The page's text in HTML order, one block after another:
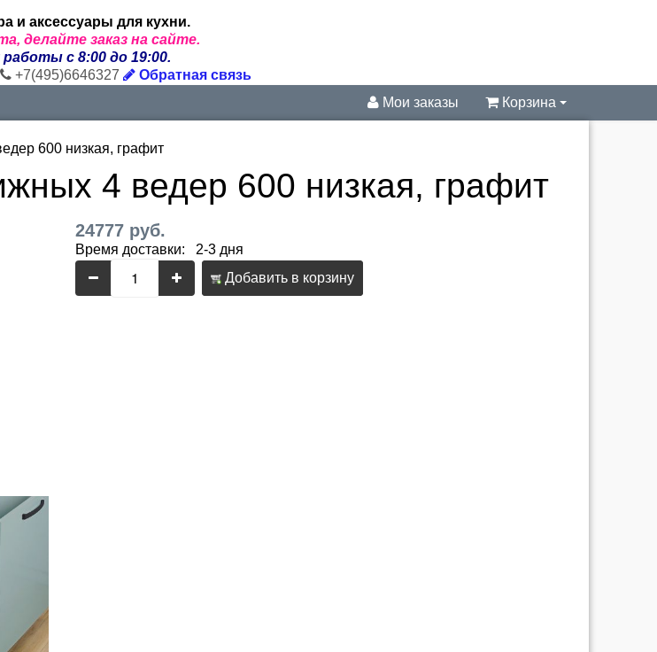
и аксессуары для кухни.
делайте заказ на сайте.
с 8:00 до 19:00.
+7(495)6646327
Обратная связь
Мои заказы Корзина
600 низкая, графит
4 ведер 600 низкая, графит
24777 руб.
Время доставки: 2-3 дня
Добавить в корзину